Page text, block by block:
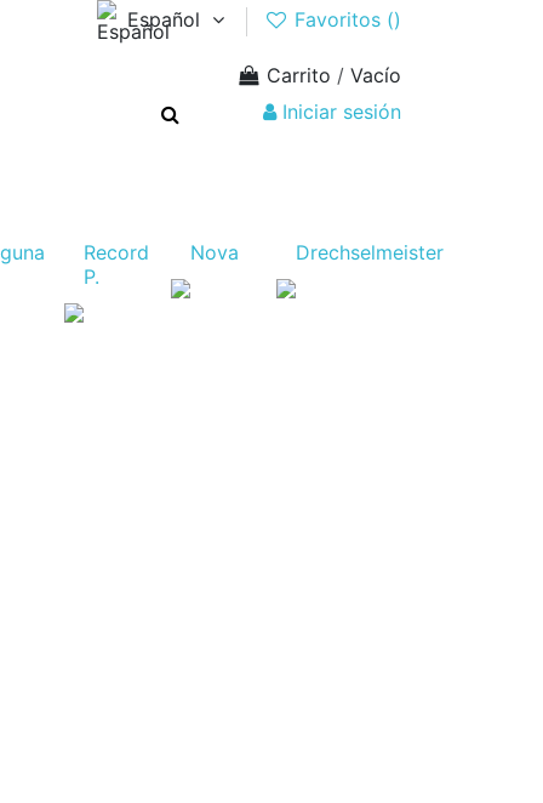
Español Favoritos ()
Carrito / Vacío
Iniciar sesión
Record
P.
Nova Drechselmeister